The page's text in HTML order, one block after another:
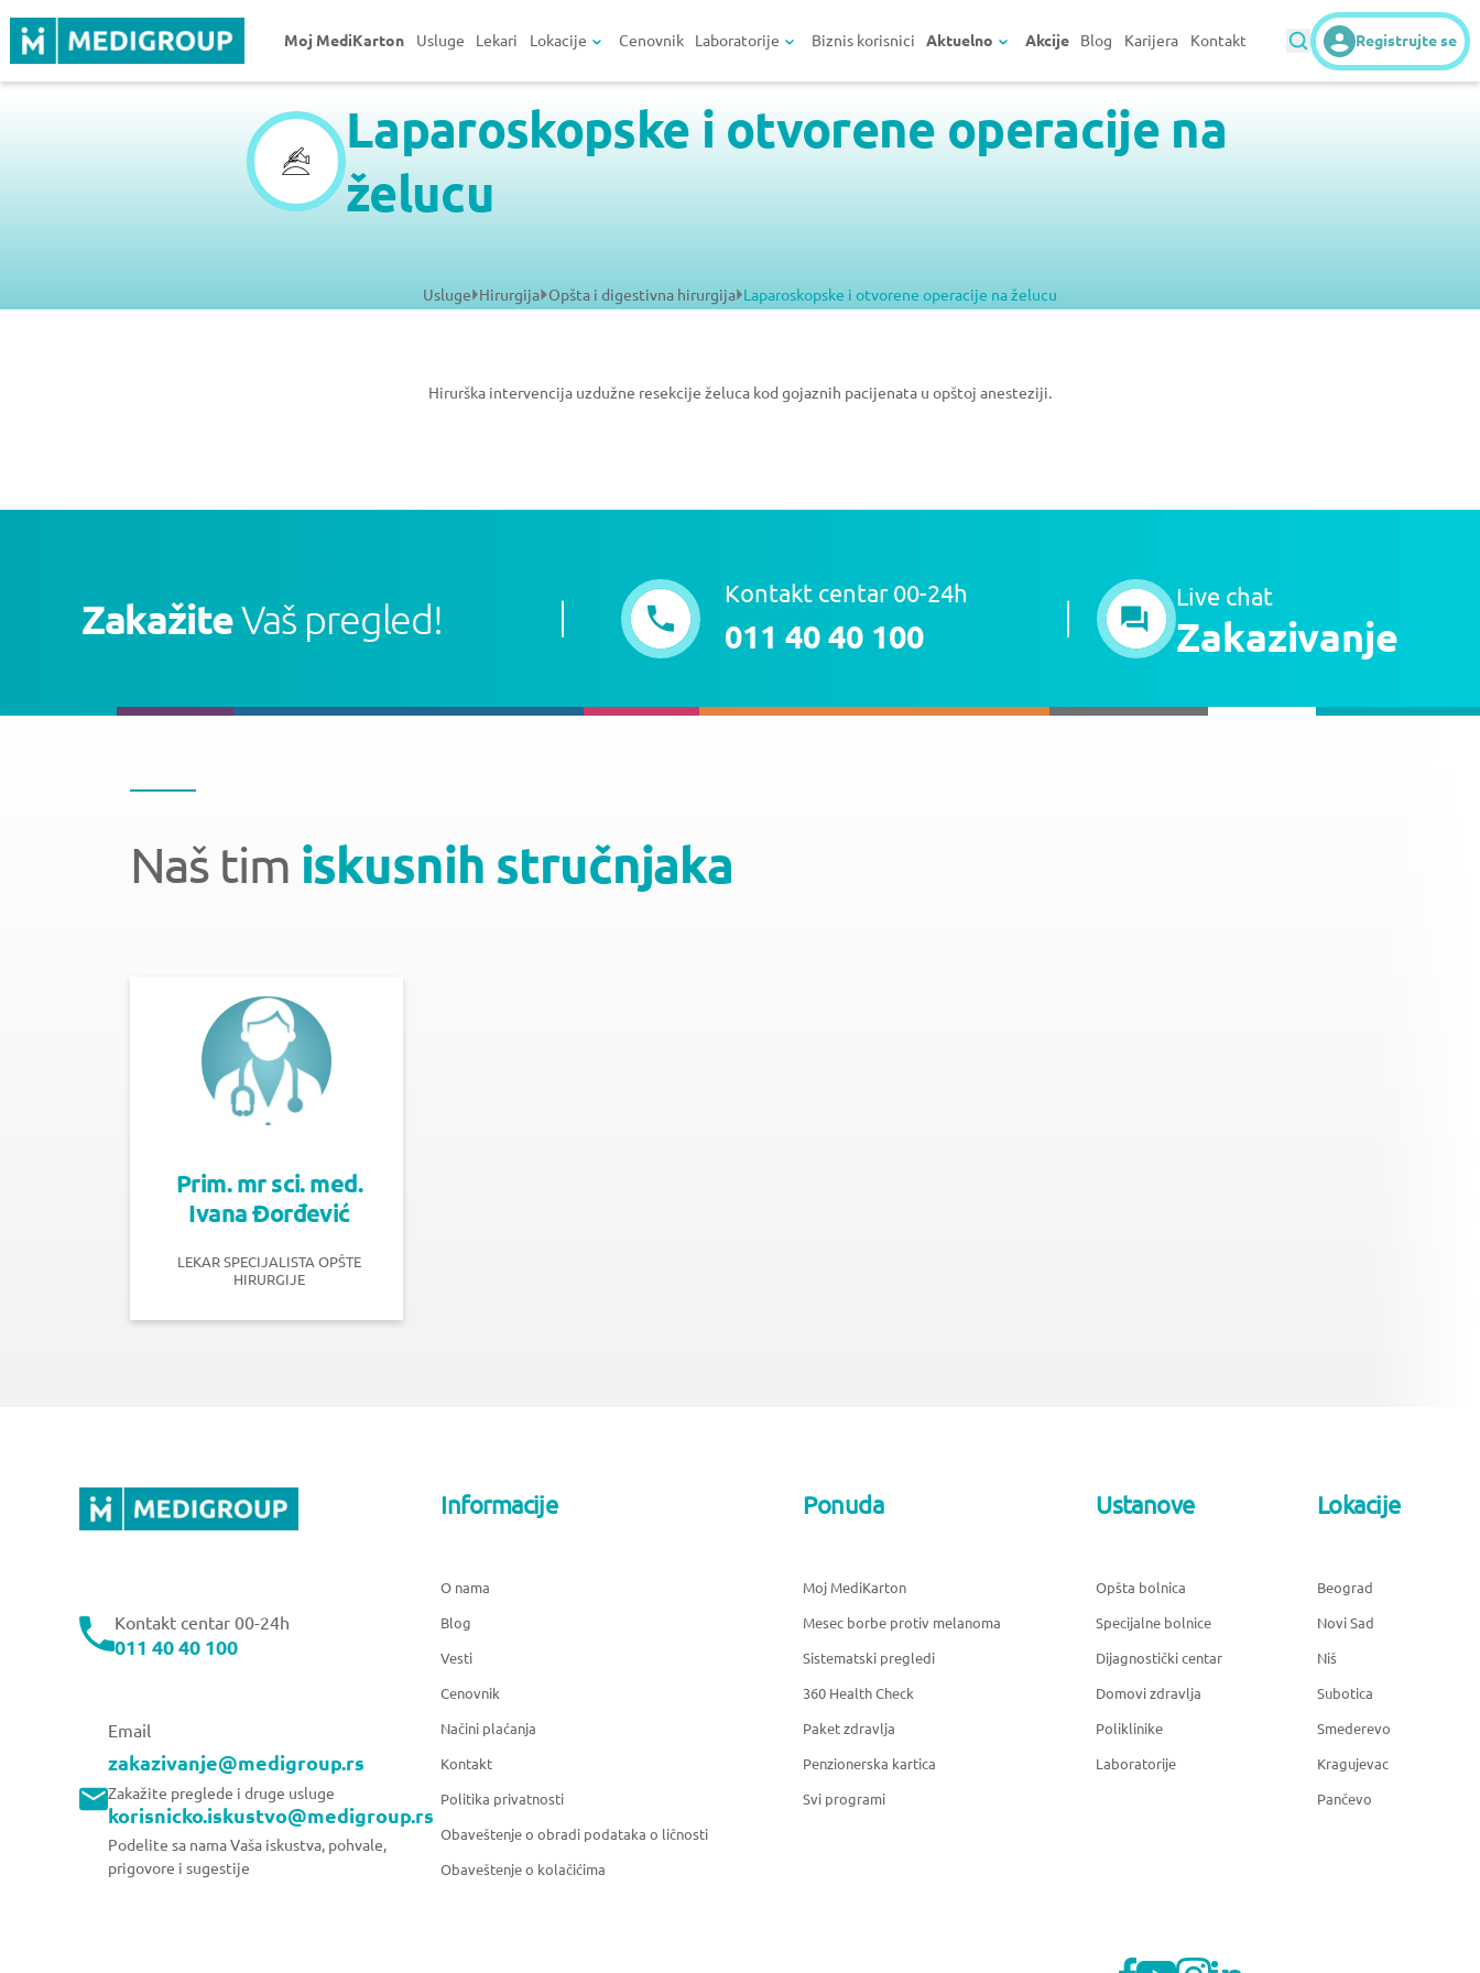
Moj MediKarton Usluge Lekari Lokacije Cenovnik Laboratorije Biznis korisnici Aktuelno Akcije Blog Karijera Kontakt Registrujte se
Laparoskopske i otvorene operacije na
želucu
Usluge Hirurgija Opšta i digestivna hirurgija Laparoskopske i otvorene operacije na želucu
Hirurška intervencija uzdužne resekcije želuca kod gojaznih pacijenata u opštoj anesteziji.
ZakažiteVaš pregled!
Kontakt centar 00-24h
011 40 40 100
Live chat
Zakazivanje
Naš tim iskusnih stručnjaka
Prim. mr sci. med.
Ivana Đorđević
LEKAR SPECIJALISTA OPŠTE
HIRURGIJE
Kontakt centar 00-24h
011 40 40 100
Email
zakazivanje@medigroup.rs
Zakažite preglede i druge usluge
korisnicko.iskustvo@medigroup.rs
Podelite sa nama Vaša iskustva, pohvale,
prigovore i sugestije
Informacije
O nama
Blog
Vesti
Cenovnik
Načini plaćanja
Kontakt
Politika privatnosti
Obaveštenje o obradi podataka o ličnosti
Obaveštenje o kolačićima
Ponuda
Moj MediKarton
Mesec borbe protiv melanoma
Sistematski pregledi
360 Health Check
Paket zdravlja
Penzionerska kartica
Svi programi
Ustanove
Opšta bolnica
Specijalne bolnice
Dijagnostički centar
Domovi zdravlja
Poliklinike
Laboratorije
Lokacije
Beograd
Novi Sad
Niš
Subotica
Smederevo
Kragujevac
Pančevo